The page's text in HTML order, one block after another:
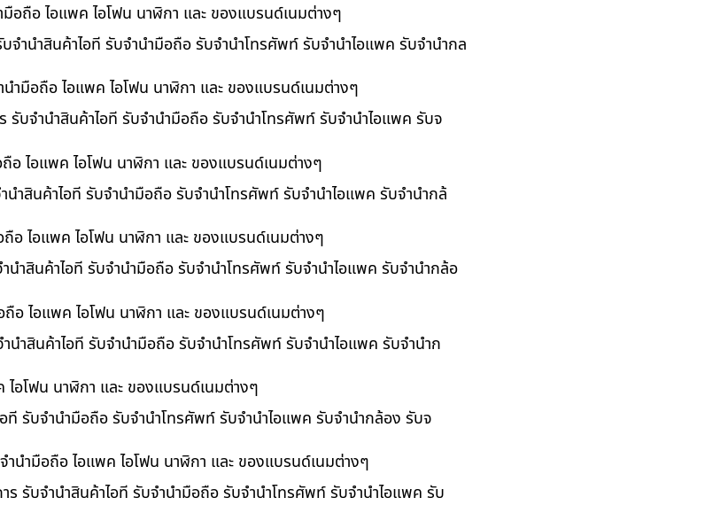
อถือ ไอแพค ไอโฟน นาฬิกา และ ของแบรนด์เนมต่างๆ
ำนำสินค้าไอที รับจำนำมือถือ รับจำนำโทรศัพท์ รับจำนำไอแพค รับจำนำกล
ำมือถือ ไอแพค ไอโฟน นาฬิกา และ ของแบรนด์เนมต่างๆ
บจำนำสินค้าไอที รับจำนำมือถือ รับจำนำโทรศัพท์ รับจำนำไอแพค รับจ
อ ไอแพค ไอโฟน นาฬิกา และ ของแบรนด์เนมต่างๆ
ำสินค้าไอที รับจำนำมือถือ รับจำนำโทรศัพท์ รับจำนำไอแพค รับจำนำกล้
อ ไอแพค ไอโฟน นาฬิกา และ ของแบรนด์เนมต่างๆ
ำสินค้าไอที รับจำนำมือถือ รับจำนำโทรศัพท์ รับจำนำไอแพค รับจำนำกล้อ
อ ไอแพค ไอโฟน นาฬิกา และ ของแบรนด์เนมต่างๆ
ำสินค้าไอที รับจำนำมือถือ รับจำนำโทรศัพท์ รับจำนำไอแพค รับจำนำก
อโฟน นาฬิกา และ ของแบรนด์เนมต่างๆ
รับจำนำมือถือ รับจำนำโทรศัพท์ รับจำนำไอแพค รับจำนำกล้อง รับจ
นำมือถือ ไอแพค ไอโฟน นาฬิกา และ ของแบรนด์เนมต่างๆ
รับจำนำสินค้าไอที รับจำนำมือถือ รับจำนำโทรศัพท์ รับจำนำไอแพค รับ